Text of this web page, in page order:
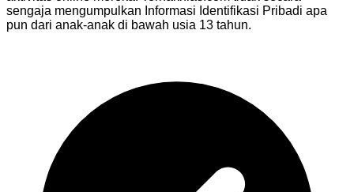
sengaja mengumpulkan Informasi Identifikasi Pribadi apa
pun dari anak-anak di bawah usia 13 tahun.